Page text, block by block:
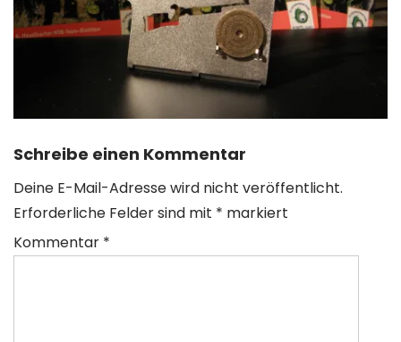
Schreibe einen Kommentar
Deine E-Mail-Adresse wird nicht veröffentlicht.
Erforderliche Felder sind mit * markiert
Kommentar *